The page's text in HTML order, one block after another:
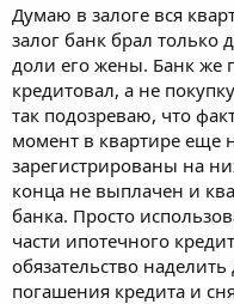
Думаю в залоге вся
залог банк брал
доли его жены. Банк же
кредитовал, а не
так подозреваю, что
момент в квартире еще
зарегистрированы на
конца не выплачен и
банка. Просто
части ипотечного
обязательство
погашения кредита и